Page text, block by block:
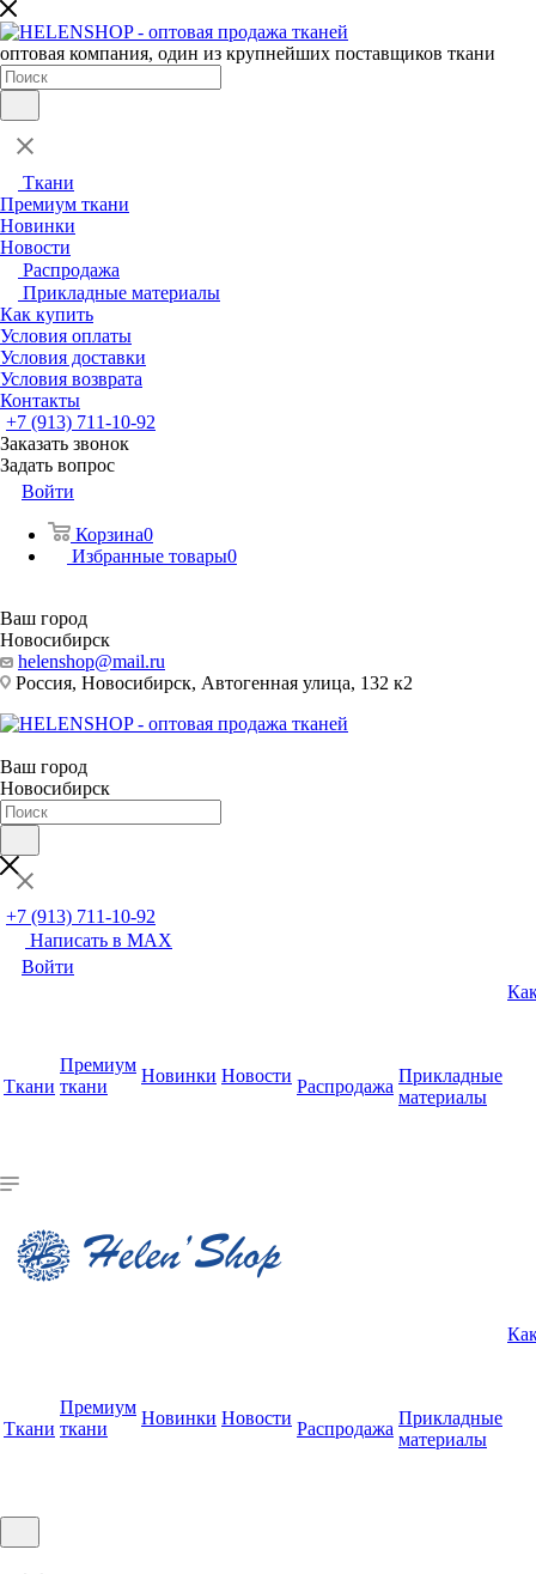
оптовая компания, один из крупнейших поставщиков ткани
Ткани
Премиум ткани
Новинки
Новости
Распродажа
Прикладные материалы
Как купить
Условия оплаты
Условия доставки
Условия возврата
Контакты
+7 (913) 711-10-92
Заказать звонок
Задать вопрос
Войти
Корзина0
Избранные товары0
Ваш город
Новосибирск
helenshop@mail.ru
Россия, Новосибирск, Автогенная улица, 132 к2
Ваш город
Новосибирск
+7 (913) 711-10-92
Написать в MAX
Войти
Ткани
Премиум
ткани
Новинки Новости
Распродажа
Прикладные
материалы
Ткани
Премиум
ткани
Новинки Новости
Распродажа
Прикладные
материалы